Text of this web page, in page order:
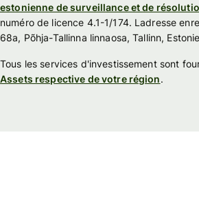
estonienne de surveillance et de
numéro de licence 4.1-1/174. Ladresse
68a, Põhja-Tallinna linnaosa, Tallinn,
Tous les services d'investissement sont
Assets respective de votre région.